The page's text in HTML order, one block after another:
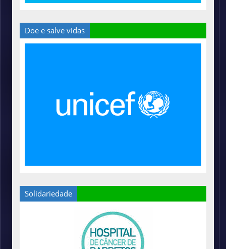
Doe e salve vidas
Solidariedade